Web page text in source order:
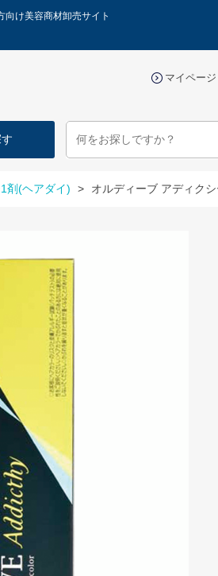
向け美容商材卸売サイト
マイページ
剤(ヘアダイ) > オルディーブ アディクシ